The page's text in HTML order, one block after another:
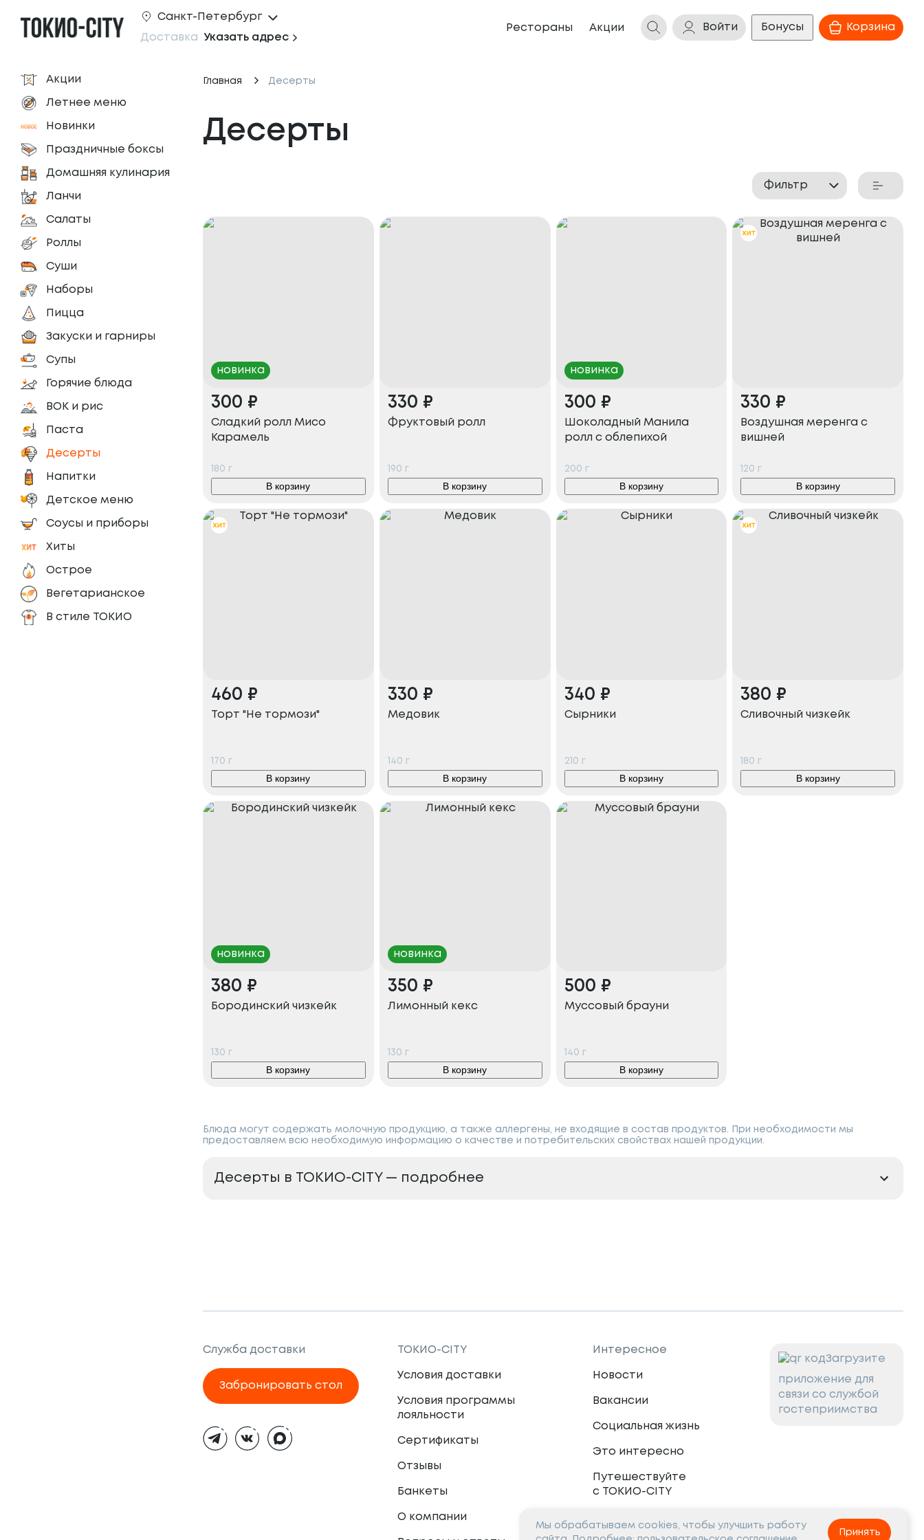
Санкт-Петербург
Доставка Указать адрес
Рестораны Акции Войти Бонусы Корзина
Акции
Летнее меню
Новинки
Праздничные боксы
Домашняя кулинария
Ланчи
Салаты
Роллы
Суши
Наборы
Пицца
Закуски и гарниры
Супы
Горячие блюда
ВОК и рис
Паста
Десерты
Напитки
Детское меню
Соусы и приборы
Хиты
Острое
Вегетарианское
В стиле ТОКИО
Главная Десерты
Десерты
Фильтр
новинка
300 ₽
Сладкий ролл Мисо
Карамель
180 г
В корзину
330 ₽
Фруктовый ролл
190 г
В корзину
новинка
300 ₽
Шоколадный Манила
ролл с облепихой
200 г
В корзину
330 ₽
Воздушная меренга с
вишней
120 г
В корзину
460 ₽
Торт "Не тормози"
170 г
В корзину
330 ₽
Медовик
140 г
В корзину
340 ₽
Сырники
210 г
В корзину
380 ₽
Сливочный чизкейк
180 г
В корзину
новинка
380 ₽
Бородинский чизкейк
130 г
В корзину
новинка
350 ₽
Лимонный кекс
130 г
В корзину
500 ₽
Муссовый брауни
140 г
В корзину
Блюда могут содержать молочную продукцию, а также аллергены, не входящие в состав продуктов. При необходимости мы
предоставляем всю необходимую информацию о качестве и потребительских свойствах нашей продукции.
Десерты в ТОКИО-CITY — подробнее
Служба доставки
Забронировать стол
ТОКИО-CITY
Условия доставки
Условия программы
лояльности
Сертификаты
Отзывы
Банкеты
О компании
Интересное
Новости
Вакансии
Социальная жизнь
Это интересно
Путешествуйте
с ТОКИО-CITY
Партнёрам
Загрузите
приложение для
связи со службой
гостеприимства
Мы обрабатываем cookies, чтобы улучшить работу
Принять